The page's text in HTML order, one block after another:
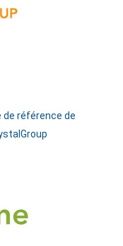
de référence de